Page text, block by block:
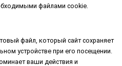
файлами cookie.
файл, который сайт сохраняет
устройстве при его посещении.
ваши действия и